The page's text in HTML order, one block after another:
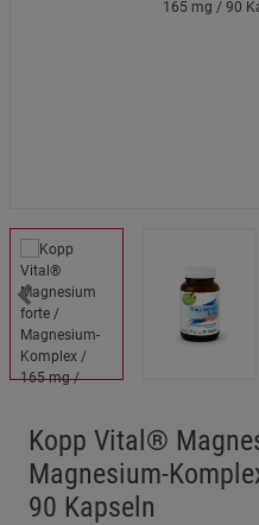
Kopp Vital®
Magnesium-
90 Kapseln